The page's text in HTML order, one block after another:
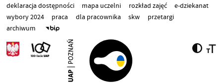
Przejdź do treści
deklaracja dostępności mapa uczelni rozkład zajęć
e-dziekanat
wybory 2024
praca dla pracownika skw
przetargi
archiwum